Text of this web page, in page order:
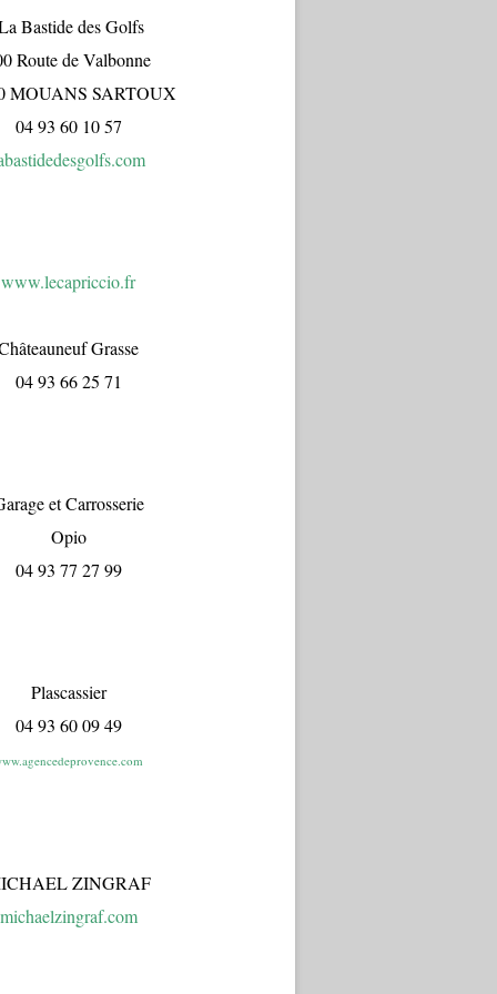
Bastide des Golfs
Route de Valbonne
MOUANS SARTOUX
04 93 60 10 57
www.lecapriccio.fr
Grasse
04 93 66 25 71
et Carrosserie
Opio
04 93 77 27 99
Plascassier
04 93 60 09 49
ZINGRAF
michaelzingraf.com